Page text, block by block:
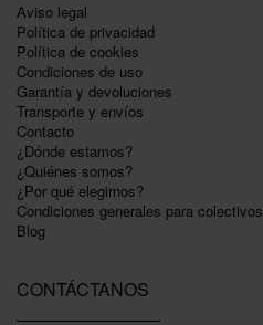
Aviso legal
Política de privacidad
Polí­tica de cookies
Condiciones de uso
Garantí­a y devoluciones
Transporte y envíos
Contacto
¿Dónde estamos?
¿Quiénes somos?
¿Por qué elegirnos?
Condiciones generales para colectivos
Blog
CONTÁCTANOS